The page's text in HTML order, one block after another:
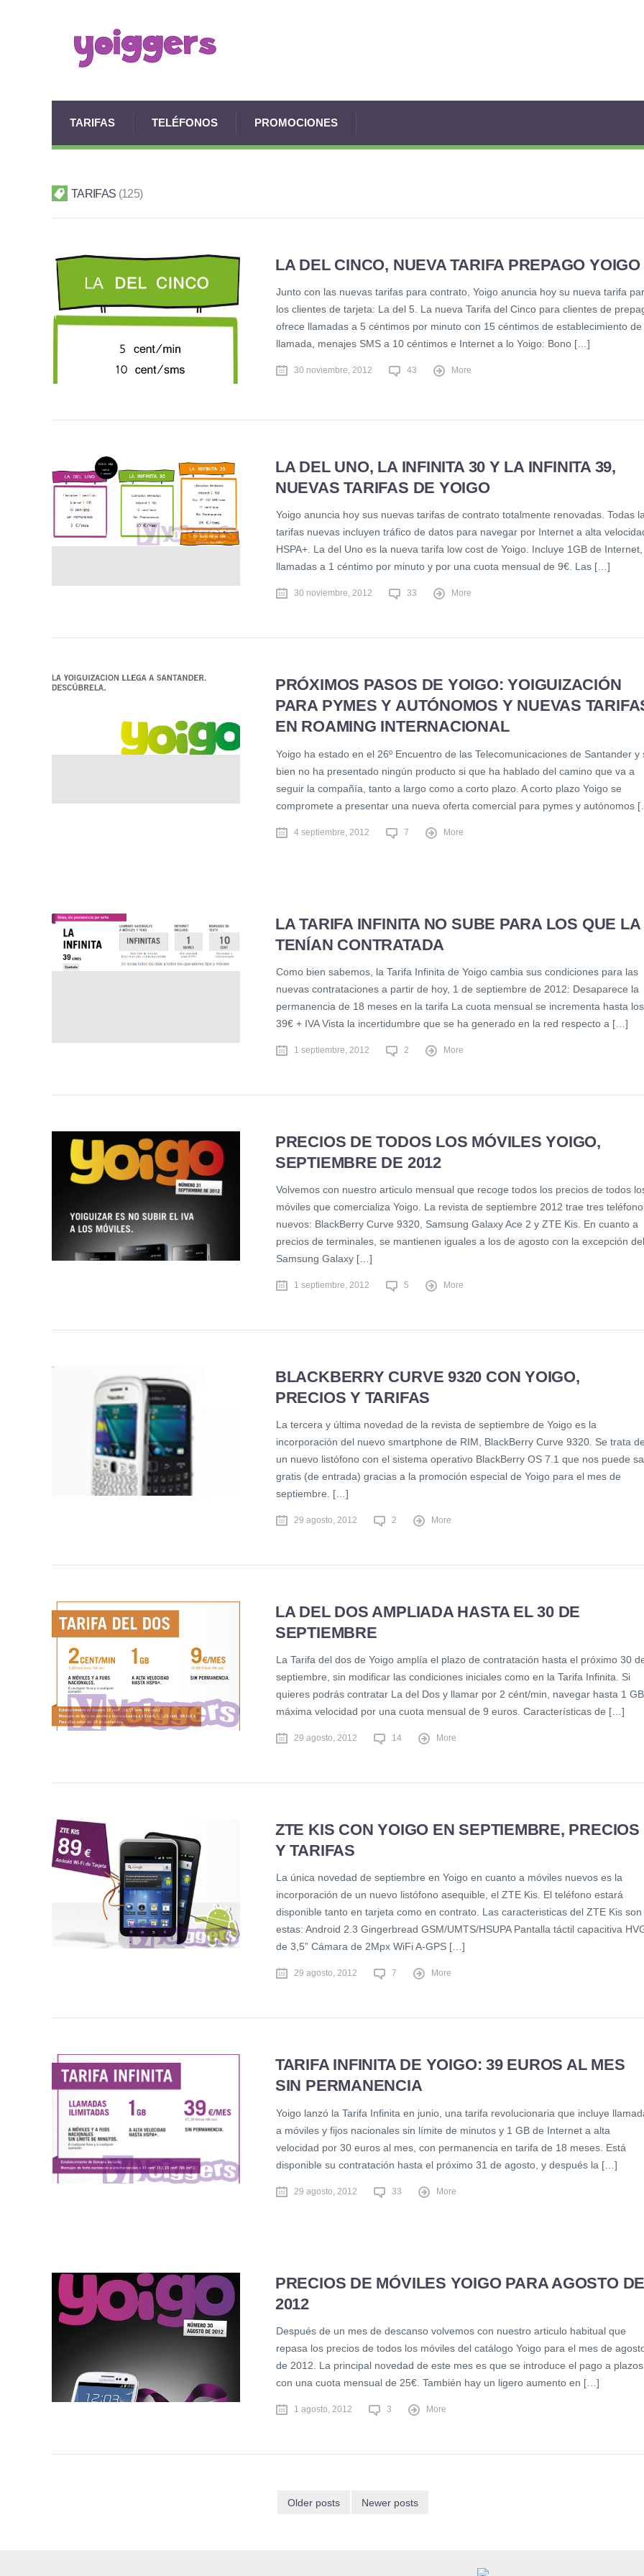
TARIFAS TELÉFONOS PROMOCIONES
TARIFAS 125
LA DEL CINCO, NUEVA TARIFA PREPAGO YOIGO
Junto con las nuevas tarifas para contrato, Yoigo anuncia hoy su nueva tarifa
los clientes de tarjeta: La del 5. La nueva Tarifa del Cinco para clientes de
ofrece llamadas a 5 céntimos por minuto con 15 céntimos de establecimiento de
llamada, menajes SMS a 10 céntimos e Internet a lo Yoigo: Bono […]
30 noviembre, 2012 43 More
LA DEL UNO, LA INFINITA 30 Y LA INFINITA 39,
NUEVAS TARIFAS DE YOIGO
Yoigo anuncia hoy sus nuevas tarifas de contrato totalmente renovadas. Todas
tarifas nuevas incluyen tráfico de datos para navegar por Internet a alta
HSPA+. La del Uno es la nueva tarifa low cost de Yoigo. Incluye 1GB de Internet,
llamadas a 1 céntimo por minuto y por una cuota mensual de 9€. Las […]
30 noviembre, 2012 33 More
PRÓXIMOS PASOS DE YOIGO: YOIGUIZACIÓN
PARA PYMES Y AUTÓNOMOS Y NUEVAS
EN ROAMING INTERNACIONAL
Yoigo ha estado en el 26º Encuentro de las Telecomunicaciones de Santander y
bien no ha presentado ningún producto si que ha hablado del camino que va a
seguir la compañía, tanto a largo como a corto plazo. A corto plazo Yoigo se
compromete a presentar una nueva oferta comercial para pymes y autónomos
4 septiembre, 2012 7 More
LA TARIFA INFINITA NO SUBE PARA LOS QUE LA
TENÍAN CONTRATADA
Como bien sabemos, la Tarifa Infinita de Yoigo cambia sus condiciones para las
nuevas contrataciones a partir de hoy, 1 de septiembre de 2012: Desaparece la
permanencia de 18 meses en la tarifa La cuota mensual se incrementa hasta los
39€ + IVA Vista la incertidumbre que se ha generado en la red respecto a […]
1 septiembre, 2012 2 More
PRECIOS DE TODOS LOS MÓVILES YOIGO,
SEPTIEMBRE DE 2012
Volvemos con nuestro articulo mensual que recoge todos los precios de todos
móviles que comercializa Yoigo. La revista de septiembre 2012 trae tres
nuevos: BlackBerry Curve 9320, Samsung Galaxy Ace 2 y ZTE Kis. En cuanto a
precios de terminales, se mantienen iguales a los de agosto con la excepción del
Samsung Galaxy […]
1 septiembre, 2012 5 More
BLACKBERRY CURVE 9320 CON YOIGO,
PRECIOS Y TARIFAS
La tercera y última novedad de la revista de septiembre de Yoigo es la
incorporación del nuevo smartphone de RIM, BlackBerry Curve 9320. Se trata
un nuevo listófono con el sistema operativo BlackBerry OS 7.1 que nos puede
gratis (de entrada) gracias a la promoción especial de Yoigo para el mes de
septiembre. […]
29 agosto, 2012 2 More
LA DEL DOS AMPLIADA HASTA EL 30 DE
SEPTIEMBRE
La Tarifa del dos de Yoigo amplía el plazo de contratación hasta el próximo 30
septiembre, sin modificar las condiciones iniciales como en la Tarifa Infinita. Si
quieres podrás contratar La del Dos y llamar por 2 cént/min, navegar hasta 1
máxima velocidad por una cuota mensual de 9 euros. Características de […]
29 agosto, 2012 14 More
ZTE KIS CON YOIGO EN SEPTIEMBRE, PRECIOS
Y TARIFAS
La única novedad de septiembre en Yoigo en cuanto a móviles nuevos es la
incorporación de un nuevo listófono asequible, el ZTE Kis. El teléfono estará
disponible tanto en tarjeta como en contrato. Las caracteristicas del ZTE Kis son
estas: Android 2.3 Gingerbread GSM/UMTS/HSUPA Pantalla táctil capacitiva
de 3,5” Cámara de 2Mpx WiFi A-GPS […]
29 agosto, 2012 7 More
TARIFA INFINITA DE YOIGO: 39 EUROS AL MES
SIN PERMANENCIA
Yoigo lanzó la Tarifa Infinita en junio, una tarifa revolucionaria que incluye
a móviles y fijos nacionales sin límite de minutos y 1 GB de Internet a alta
velocidad por 30 euros al mes, con permanencia en tarifa de 18 meses. Está
disponible su contratación hasta el próximo 31 de agosto, y después la […]
29 agosto, 2012 33 More
PRECIOS DE MÓVILES YOIGO PARA AGOSTO
2012
Después de un mes de descanso volvemos con nuestro articulo habitual que
repasa los precios de todos los móviles del catálogo Yoigo para el mes de
de 2012. La principal novedad de este mes es que se introduce el pago a plazos
con una cuota mensual de 25€. También hay un ligero aumento en […]
1 agosto, 2012 3 More
Older posts Newer posts